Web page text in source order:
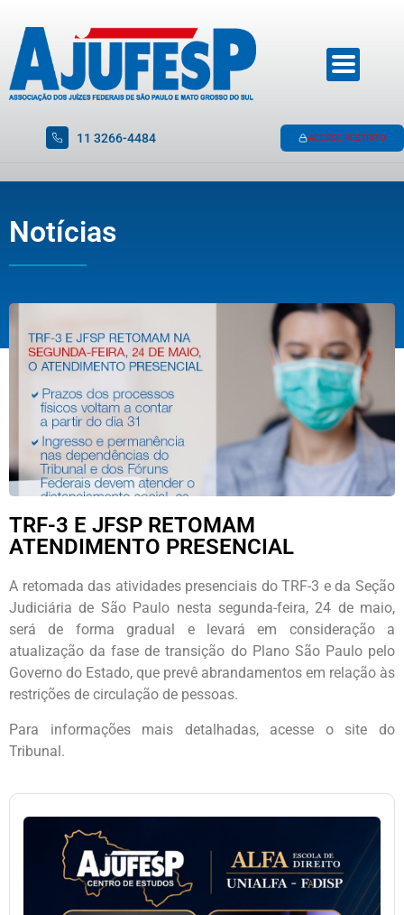
11 3266-4484 ACESSO RESTRITO
Notícias
TRF-3 E JFSP RETOMAM
ATENDIMENTO PRESENCIAL
A retomada das atividades presenciais do TRF-3 e da Seção
Judiciária de São Paulo nesta segunda-feira, 24 de maio,
será de forma gradual e levará em consideração a
atualização da fase de transição do Plano São Paulo pelo
Governo do Estado, que prevê abrandamentos em relação às
restrições de circulação de pessoas.
Para informações mais detalhadas, acesse o site do
Tribunal.